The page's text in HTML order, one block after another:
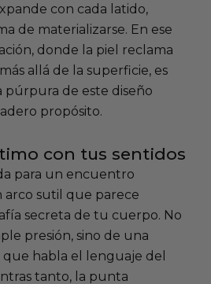
con cada latido,
de materializarse. En ese
donde la piel reclama
allá de la superficie, es
púrpura de este diseño
propósito.
con tus sentidos
para un encuentro
sutil que parece
secreta de tu cuerpo. No
presión, sino de una
habla el lenguaje del
tanto, la punta